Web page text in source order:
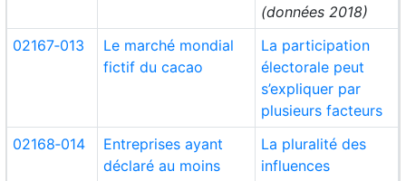
(données 2018)
02167‑013
Le marché mondial
fictif du cacao
La participation
électorale peut
s’expliquer par
plusieurs facteurs
02168‑014
Entreprises ayant
déclaré au moins
La pluralité des
influences